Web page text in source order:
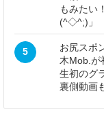
もみたい
(^◇^;)」
5
お尻スポ
木Mob.が
生初のグ
裏側動画